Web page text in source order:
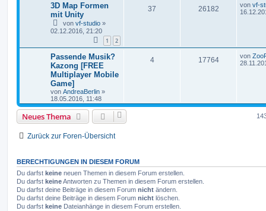
3D Map Formen
mit Unity
von vf-studio »
02.12.2016, 21:20
1 2
37 26182 von vf-
Passende Musik?
Kazong [FREE
Multiplayer Mobile
Game]
von AndreaBerlin »
18.05.2016, 11:48
4 17764 von
Neues Thema
Zurück zur Foren-Übersicht
BERECHTIGUNGEN IN DIESEM FORUM
Du darfst keine neuen Themen in diesem Forum erstellen.
Du darfst keineAntworten zu Themen in diesem Forum erstellen.
Du darfst deine Beiträge in diesem Forum nicht ändern.
Du darfst deine Beiträge in diesem Forum nicht löschen.
Du darfst keine Dateianhänge in diesem Forum erstellen.